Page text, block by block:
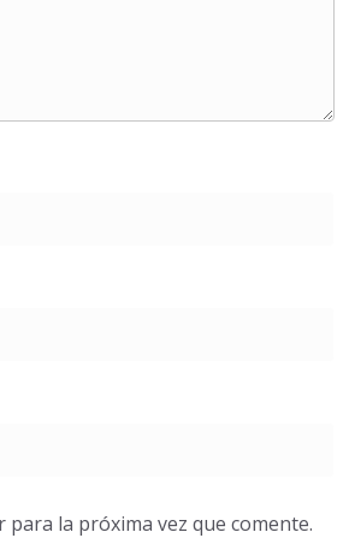
la próxima vez que comente.